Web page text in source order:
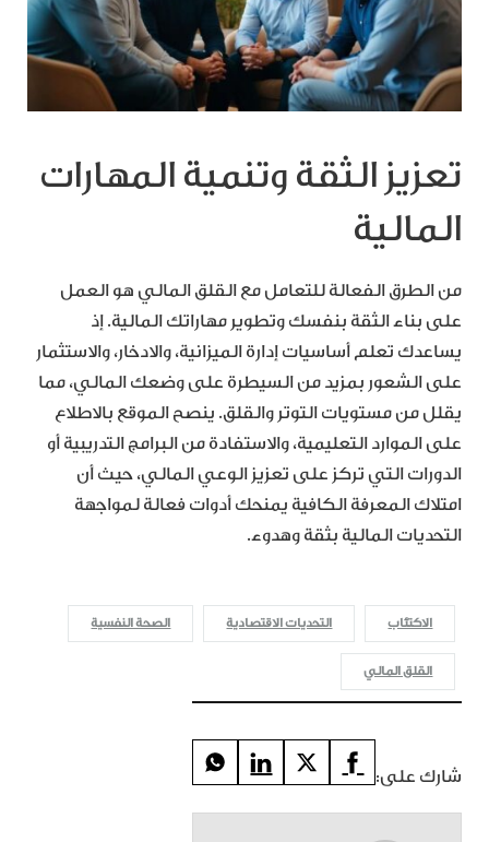
تعزيز الثقة وتنمية المهارات
المالية
من الطرق الفعالة للتعامل مع القلق المالي هو العمل
على بناء الثقة بنفسك وتطوير مهاراتك المالية. إذ
يساعدك تعلم أساسيات إدارة الميزانية، والادخار، والاستثمار
على الشعور بمزيد من السيطرة على وضعك المالي، مما
يقلل من مستويات التوتر والقلق. ينصح الموقع بالاطلاع
على الموارد التعليمية، والاستفادة من البرامج التدريبية أو
الدورات التي تركز على تعزيز الوعي المالي، حيث أن
امتلاك المعرفة الكافية يمنحك أدوات فعالة لمواجهة
التحديات المالية بثقة وهدوء.
الاكتئاب التحديات الاقتصادية الصحة النفسية
القلق المالي
شارك على: